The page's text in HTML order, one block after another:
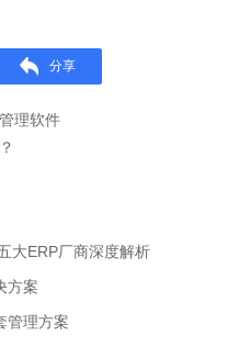
分享
理软件
大ERP厂商深度解析
方案
管理方案